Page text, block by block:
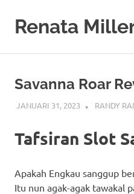
contentRenata
Bisnis,
&
Hidup
Savanna Roar
JANUARI 31, 2023 RANDY
Tafsiran Slot
Apakah Engkau sanggup
Itu nun agak-agak tawakal